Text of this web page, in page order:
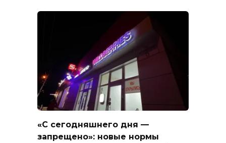
«С сегодняшнего дня —
запрещено»: новые нормы